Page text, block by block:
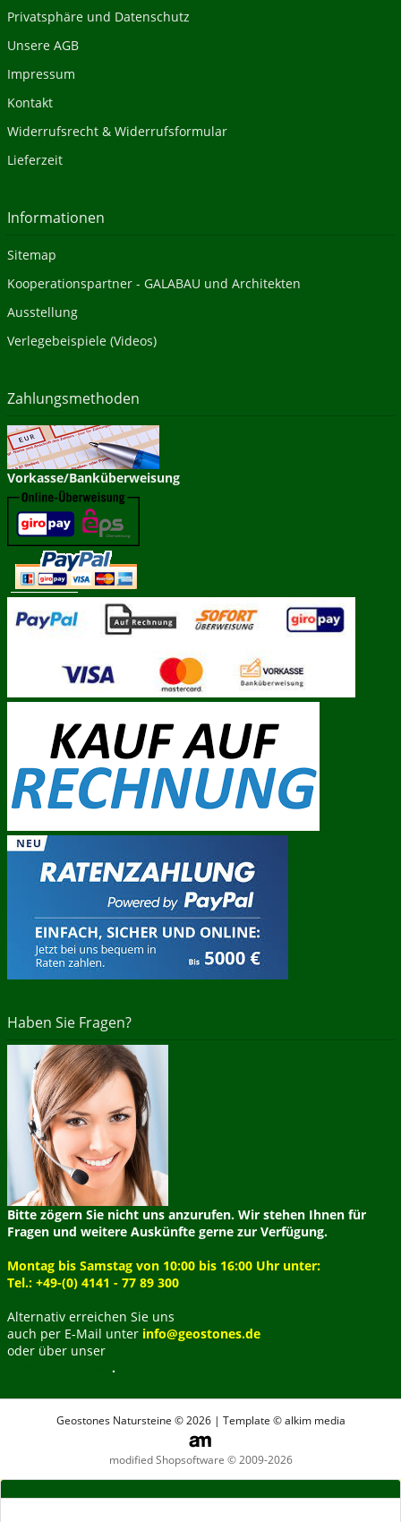
Privatsphäre und Datenschutz
Unsere AGB
Impressum
Kontakt
Widerrufsrecht & Widerrufsformular
Lieferzeit
Informationen
Sitemap
Kooperationspartner - GALABAU und Architekten
Ausstellung
Verlegebeispiele (Videos)
Zahlungsmethoden
Vorkasse/Banküberweisung
Haben Sie Fragen?
Bitte zögern Sie nicht uns anzurufen. Wir stehen Ihnen für
Fragen und weitere Auskünfte gerne zur Verfügung.
Montag bis Samstag von 10:00 bis 16:00 Uhr unter:
Tel.: +49-(0) 4141 - 77 89 300
Alternativ erreichen Sie uns
auch per E-Mail unter info@geostones.de
oder über unser
.
Geostones Natursteine © 2026 | Template © alkim media
modified Shopsoftware © 2009-2026